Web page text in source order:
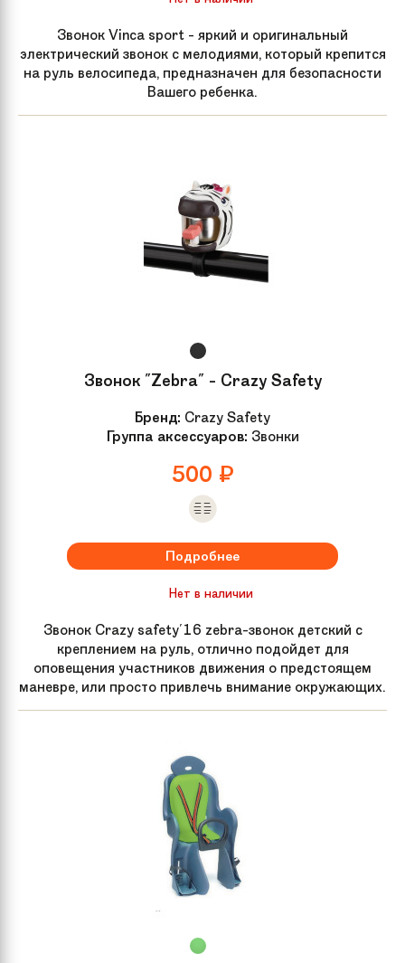
Звонок Vinca sport - яркий и оригинальный
электрический звонок с мелодиями, который крепится
на руль велосипеда, предназначен для безопасности
Вашего ребенка.
Звонок "Zebra" - Crazy Safety
Бренд: Crazy Safety
Группа аксессуаров: Звонки
500 ₽
Подробнее
Нет в наличии
Звонок Crazy safety'16 zebra-звонок детский с
креплением на руль, отлично подойдет для
оповещения участников движения о предстоящем
маневре, или просто привлечь внимание окружающих.